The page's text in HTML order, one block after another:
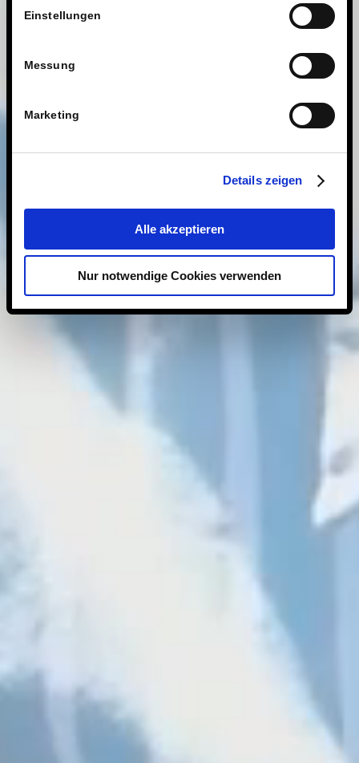
Einstellungen
Messung
Marketing
Details zeigen
Alle akzeptieren
Nur notwendige Cookies verwenden